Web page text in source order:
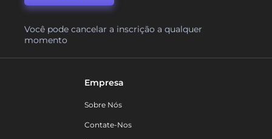
Você pode cancelar a inscrição a qualquer
momento
Empresa
Sobre Nós
Contate-Nos